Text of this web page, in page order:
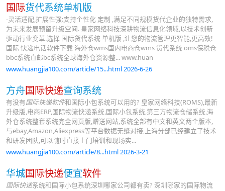
国际货代系统单机版
-灵活适配,扩展性强:支持个性化 定制 ,满足不同规模货代企业的独特需求,
为未来发展预留升级空间. 皇家网络科技深耕物流信息化领域,以技术创新
驱动行业变革.选择 国际货代系统 单机版 ,让您的物流管理更智能,更高效!
国际 快递电话软件下载 海外仓wms国内电商仓wms 货代系统 oms保税仓
bbc系统直邮bc系统全球海外仓资源整... www.huan
www.huangjia100.com/article/15...html 2026-6-26
方舟国际快递查询系统
有没有国际快递软件和国际小包系统可以用的? 皇家网络科技(ROMS),最新
升级版,电商ERP,国际物流快递系统,国际小包系统,第三方物流仓储系统,海
外仓系统整套系统完全网页版,赠送网站,系统全部有中文和英文两个版本,
与ebay,Amazon,Aliexpress等平台数据无缝对接,上海分部已经建立了技术
和研发团队,可以随时直接上门培训和现场实...
www.huangjia100.com/article/8...html 2026-3-21
华城国际快递便宜软件
国际快递系统和国际小包系统深圳哪家公司都有卖? 深圳哪家的国际物流